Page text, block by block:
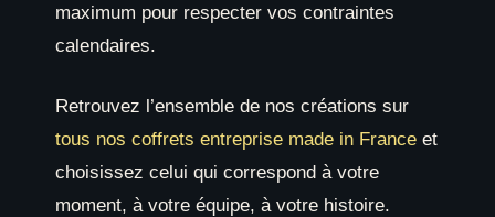
maximum pour respecter vos contraintes
calendaires.
Retrouvez l’ensemble de nos créations sur
tous nos coffrets entreprise made in France et
choisissez celui qui correspond à votre
moment, à votre équipe, à votre histoire.